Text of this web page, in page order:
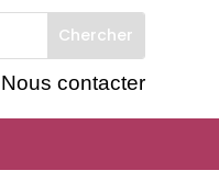
Nous contacter